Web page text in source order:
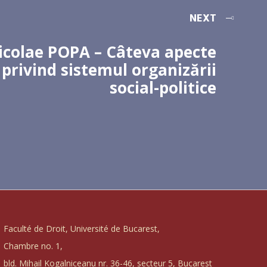
NEXT
POPA – Câteva apecte
privind sistemul organizării
social-politice
Faculté de Droit, Université de Bucarest,
Chambre no. 1,
bld. Mihail Kogalniceanu nr. 36-46, secteur 5, Bucarest